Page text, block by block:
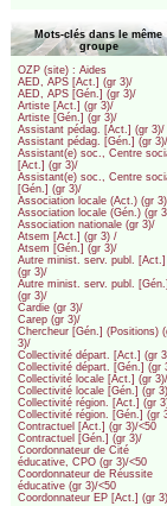
Mots-clés dans le même
groupe
OZP (site) : Aides
AED, APS [Act.] (gr 3)/
AED, APS [Gén.] (gr 3)/
Artiste [Act.] (gr 3)/
Artiste [Gén.] (gr 3)/
Assistant pédag. [Act.] (gr 3)/
Assistant pédag. [Gén.] (gr 3)/
Assistant(e) soc., Centre
[Act.] (gr 3)/
Assistant(e) soc., Centre
[Gén.] (gr 3)/
Association locale (Act.) (gr
Association locale (Gén.) (gr
Association nationale (gr 3)/
Atsem [Act.] (gr 3) /
Atsem [Gén.] (gr 3)/
Autre minist. serv. publ. [Act.]
(gr 3)/
Autre minist. serv. publ. [Gén.]
(gr 3)/
Cardie (gr 3)/
Carep (gr 3)/
Chercheur [Gén.] (Positions)
3)/
Collectivité départ. [Act.] (gr
Collectivité départ. [Gén.] (gr
Collectivité locale [Act.] (gr 3)/
Collectivité locale [Gén.] (gr
Collectivité région. [Act.] (gr
Collectivité région. [Gén.] (gr
Contractuel [Act.] (gr 3)/<50
Contractuel [Gén.] (gr 3)/
Coordonnateur de Cité
éducative, CPO (gr 3)/<50
Coordonnateur de Réussite
éducative (gr 3)/<50
Coordonnateur EP [Act.] (gr